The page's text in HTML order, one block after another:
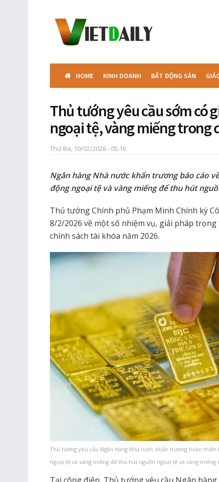
HOME KINH DOANH BẤT ĐỘNG SẢN
Thủ tướng yêu cầu sớm có
ngoại tệ, vàng miếng trong
Thứ Ba, 10/02/2026 - 05:16
Ngân hàng Nhà nước khẩn trương báo cáo
động ngoại tệ và vàng miếng để thu hút
Thủ tướng Chính phủ Phạm Minh Chính ký
8/2/2026 về một số nhiệm vụ, giải pháp
chính sách tài khóa năm 2026.
Thủ tướng yêu cầu Ngân hàng Nhà nước khẩn trương hoàn
ngoại tệ và vàng miếng để thu hút nguồn ngoại tệ và vàng miếng